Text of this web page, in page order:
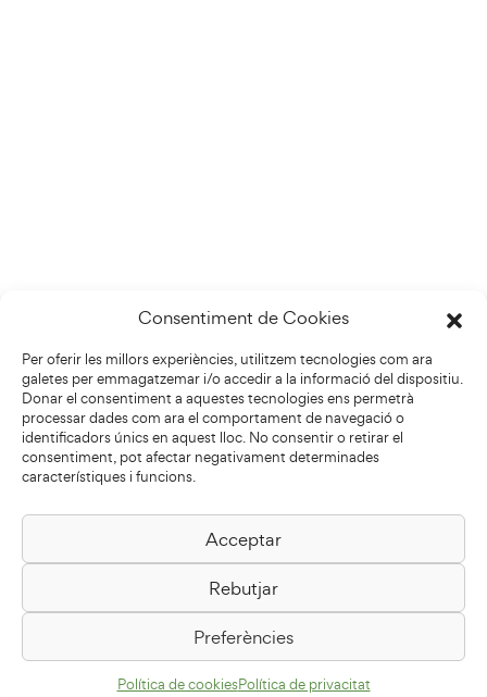
Consentiment de Cookies
Per oferir les millors experiències, utilitzem tecnologies com ara
galetes per emmagatzemar i/o accedir a la informació del dispositiu.
Donar el consentiment a aquestes tecnologies ens permetrà
processar dades com ara el comportament de navegació o
identificadors únics en aquest lloc. No consentir o retirar el
consentiment, pot afectar negativament determinades
característiques i funcions.
Acceptar
Rebutjar
Preferències
Política de cookiesPolítica de privacitat
Biblioteca Pilarin Bayés
Passeig de la Generalitat, 1
08500 Vic